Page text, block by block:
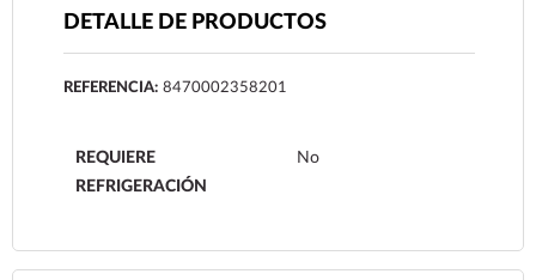
DETALLE DE PRODUCTOS
REFERENCIA: 8470002358201
REQUIERE
REFRIGERACIÓN
No